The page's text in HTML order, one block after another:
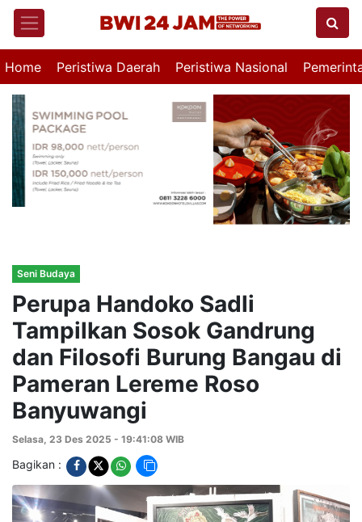
Home Peristiwa Daerah Peristiwa Nasional
Seni Budaya
Perupa Handoko Sadli
Tampilkan Sosok Gandrung
dan Filosofi Burung Bangau di
Pameran Lereme Roso
Banyuwangi
Selasa, 23 Des 2025 - 19:41:08 WIB
Bagikan :